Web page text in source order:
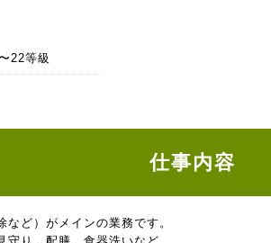
22等級
仕事内容
ど）がメインの業務です。